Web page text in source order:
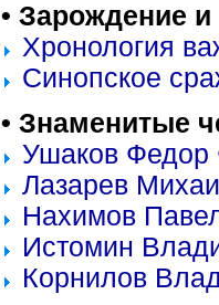
• Зарождение
Хронология
Синопское
• Знаменитые
Ушаков Федор
Лазарев
Нахимов
Истомин
Корнилов